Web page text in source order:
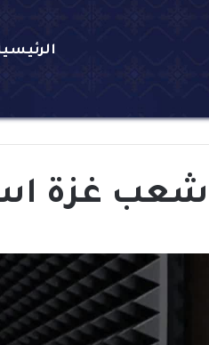
شعب غزة